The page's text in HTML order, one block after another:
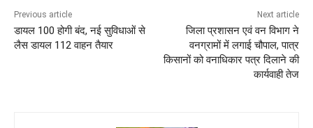
Previous article
डायल 100 होगी बंद, नई सुविधाओं से
लैस डायल 112 वाहन तैयार
Next article
जिला प्रशासन एवं वन विभाग ने
वनग्रामों में लगाई चौपाल, पात्र
किसानों को वनाधिकार पत्र दिलाने की
कार्यवाही तेज